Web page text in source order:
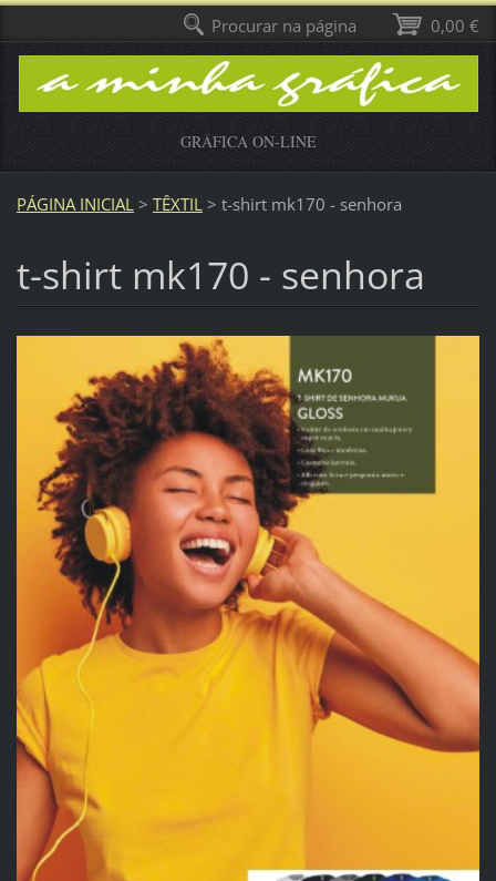
GRÁFICA ON-LINE
PÁGINA INICIAL > TÊXTIL > t-shirt mk170 - senhora
t-shirt mk170 - senhora
0,00 €
Procurar na página